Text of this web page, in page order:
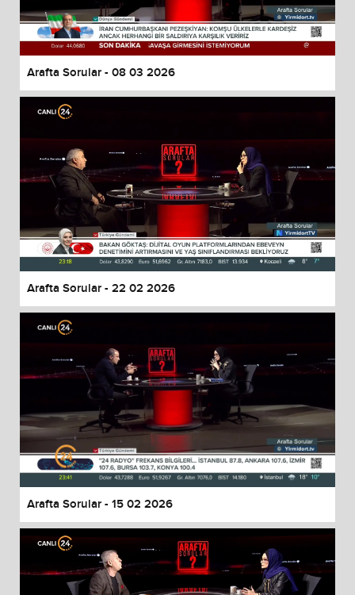
Arafta Sorular - 08 03 2026
Arafta Sorular - 22 02 2026
Arafta Sorular - 15 02 2026